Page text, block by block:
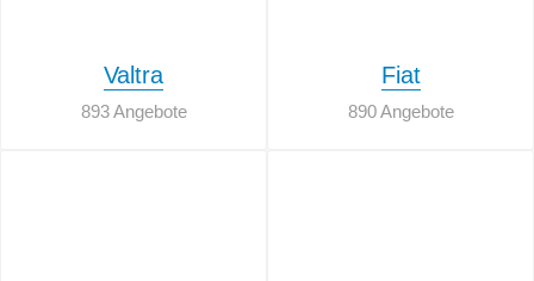
Valtra
893 Angebote
Fiat
890 Angebote